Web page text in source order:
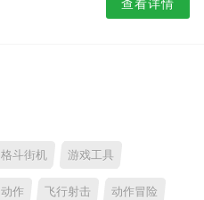
格斗街机 游戏工具
动作 飞行射击 动作冒险